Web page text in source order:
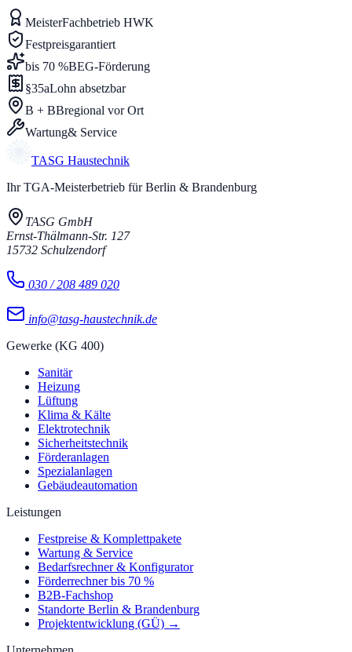
MeisterFachbetrieb HWK
Festpreisgarantiert
bis 70 %BEG-Förderung
§35aLohn absetzbar
B + BBregional vor Ort
Wartung& Service
TASG Haustechnik
Ihr TGA-Meisterbetrieb für Berlin & Brandenburg
TASG GmbH
Ernst-Thälmann-Str. 127
15732 Schulzendorf
030 / 208 489 020
info@tasg-haustechnik.de
Gewerke (KG 400)
Sanitär
Heizung
Lüftung
Klima & Kälte
Elektrotechnik
Sicherheitstechnik
Förderanlagen
Spezialanlagen
Gebäudeautomation
Leistungen
Festpreise & Komplettpakete
Wartung & Service
Bedarfsrechner & Konfigurator
Förderrechner bis 70 %
B2B-Fachshop
Standorte Berlin & Brandenburg
Projektentwicklung (GÜ) →